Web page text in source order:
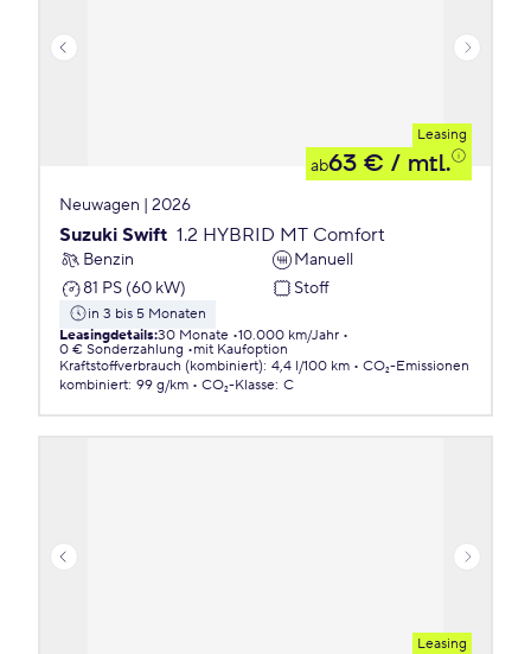
Leasing
ab63 € / mtl.
Neuwagen | 2026
Suzuki Swift 1.2 HYBRID MT Comfort
Benzin
Manuell
81 PS (60 kW)
Stoff
in 3 bis 5 Monaten
Leasingdetails:30 Monate 10.000 km/Jahr
0 € Sonderzahlung
mit Kaufoption
Kraftstoffverbrauch (kombiniert): 4,4 l/100 km
CO₂-Emissionen
kombiniert: 99 g/km CO₂-Klasse: C
Leasing